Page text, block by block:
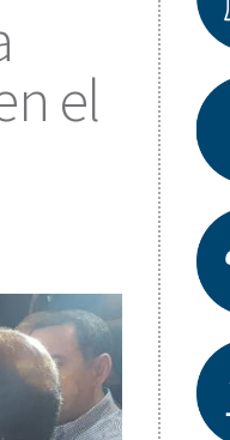
el